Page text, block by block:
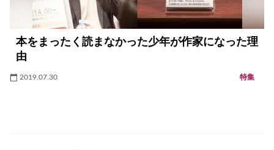
本をまったく読まなかった少年が作家になった理
由
2019.07.30 特集